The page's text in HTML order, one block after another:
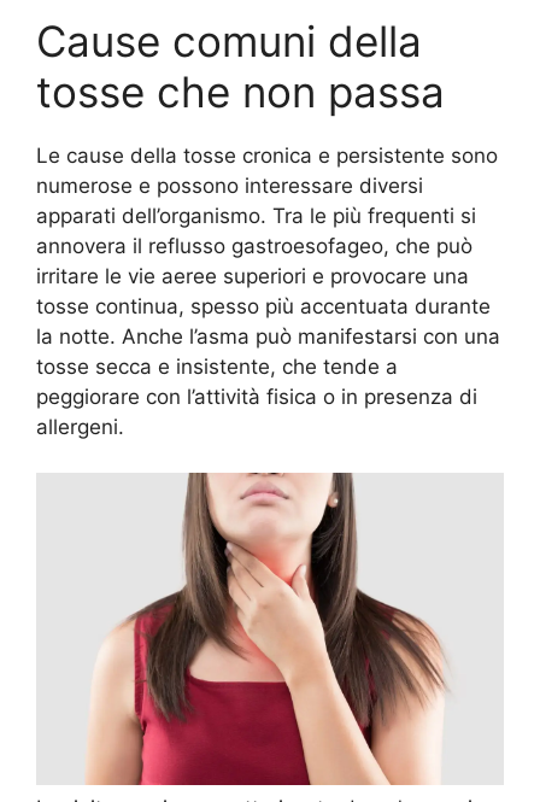
Cause comuni della
tosse che non passa
Le cause della tosse cronica e persistente sono
numerose e possono interessare diversi
apparati dell’organismo. Tra le più frequenti si
annovera il reflusso gastroesofageo, che può
irritare le vie aeree superiori e provocare una
tosse continua, spesso più accentuata durante
la notte. Anche l’asma può manifestarsi con una
tosse secca e insistente, che tende a
peggiorare con l’attività fisica o in presenza di
allergeni.